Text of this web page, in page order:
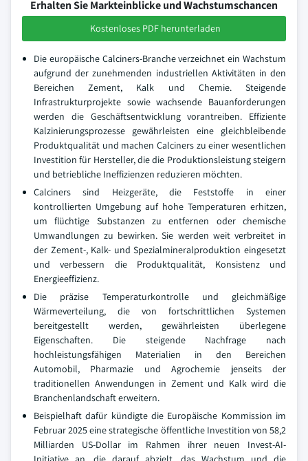
Erhalten Sie Markteinblicke und Wachstumschancen
Kostenloses PDF herunterladen
Die europäische Calciners-Branche verzeichnet ein Wachstum
aufgrund der zunehmenden industriellen Aktivitäten in den
Bereichen Zement, Kalk und Chemie. Steigende
Infrastrukturprojekte sowie wachsende Bauanforderungen
werden die Geschäftsentwicklung vorantreiben. Effiziente
Kalzinierungsprozesse gewährleisten eine gleichbleibende
Produktqualität und machen Calciners zu einer wesentlichen
Investition für Hersteller, die die Produktionsleistung steigern
und betriebliche Ineffizienzen reduzieren möchten.
Calciners sind Heizgeräte, die Feststoffe in einer
kontrollierten Umgebung auf hohe Temperaturen erhitzen,
um flüchtige Substanzen zu entfernen oder chemische
Umwandlungen zu bewirken. Sie werden weit verbreitet in
der Zement-, Kalk- und Spezialmineralproduktion eingesetzt
und verbessern die Produktqualität, Konsistenz und
Energieeffizienz.
Die präzise Temperaturkontrolle und gleichmäßige
Wärmeverteilung, die von fortschrittlichen Systemen
bereitgestellt werden, gewährleisten überlegene
Eigenschaften. Die steigende Nachfrage nach
hochleistungsfähigen Materialien in den Bereichen
Automobil, Pharmazie und Agrochemie jenseits der
traditionellen Anwendungen in Zement und Kalk wird die
Branchenlandschaft erweitern.
Beispielhaft dafür kündigte die Europäische Kommission im
Februar 2025 eine strategische öffentliche Investition von 58,2
Milliarden US-Dollar im Rahmen ihrer neuen Invest-AI-